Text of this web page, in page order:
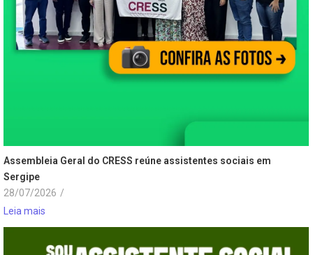
Assembleia Geral do CRESS reúne assistentes sociais em
Sergipe
28/07/2026 /
Leia mais